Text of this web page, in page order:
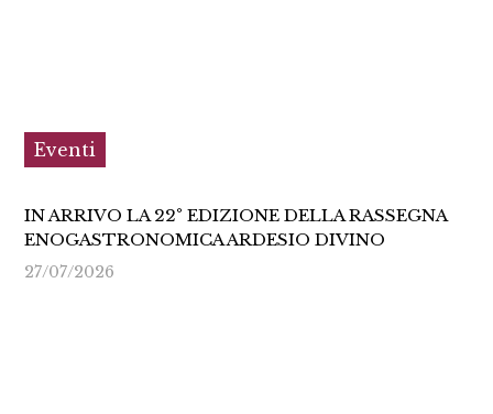
Eventi
IN ARRIVO LA 22° EDIZIONE DELLA RASSEGNA
ENOGASTRONOMICA ARDESIO DIVINO
27/07/2026